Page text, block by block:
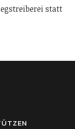
statt